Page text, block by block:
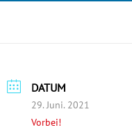
DATUM
29. Juni. 2021
Vorbei!